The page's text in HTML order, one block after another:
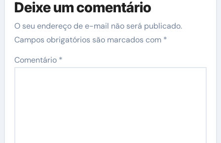
Deixe um comentário
O seu endereço de e-mail não será publicado.
Campos obrigatórios são marcados com *
Comentário *